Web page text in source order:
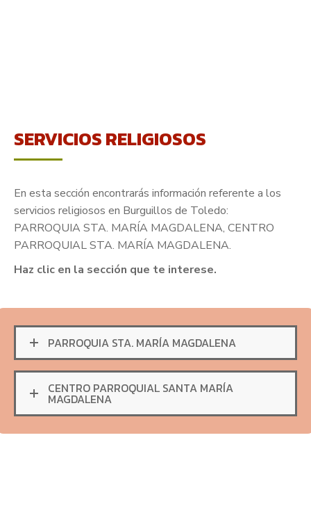
SERVICIOS RELIGIOSOS
En esta sección encontrarás información referente a los
servicios religiosos en Burguillos de Toledo:
PARROQUIA STA. MARÍA MAGDALENA, CENTRO
PARROQUIAL STA. MARÍA MAGDALENA.
Haz clic en la sección que te interese.
PARROQUIA STA. MARÍA MAGDALENA
CENTRO PARROQUIAL SANTA MARÍA
MAGDALENA